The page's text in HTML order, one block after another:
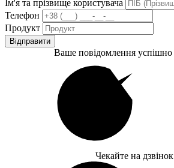
Ім'я та прізвище користувача
Телефон
Продукт
Відправити
Ваше повідомлення успішно
Чекайте на дзвінок